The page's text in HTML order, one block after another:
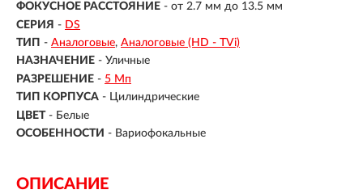
ФОКУСНОЕ РАССТОЯНИЕ - от 2.7 мм до 13.5 мм
СЕРИЯ - DS
ТИП - Аналоговые Аналоговые (HD - TVi)
НАЗНАЧЕНИЕ - Уличные
РАЗРЕШЕНИЕ - 5 Мп
ТИП КОРПУСА - Цилиндрические
ЦВЕТ - Белые
ОСОБЕННОСТИ - Вариофокальные
ОПИСАНИЕ